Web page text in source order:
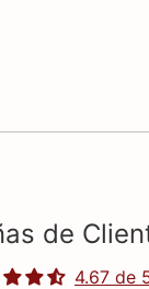
de
4.67 de